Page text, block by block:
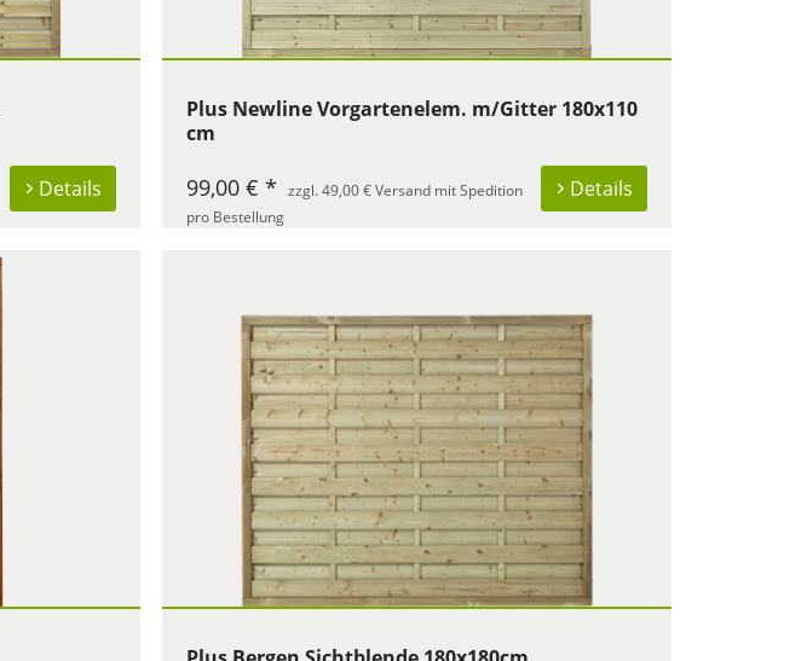
Details
Plus Newline Vorgartenelem. m/Gitter 180x110
cm
Details
99,00 € * zzgl. 49,00 € Versand mit Spedition
pro Bestellung